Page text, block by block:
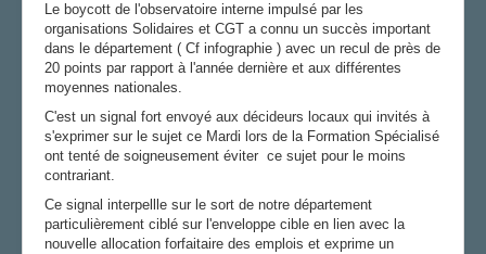
Action sociale
Archives
L'ÉCHO DES MONTAGNES
LA SECTION
AGENDA
Le boycott de l'observatoire interne impulsé par les
organisations Solidaires et CGT a connu un succès important
dans le département ( Cf infographie ) avec un recul de près de
20 points par rapport à l'année dernière et aux différentes
moyennes nationales.
C'est un signal fort envoyé aux décideurs locaux qui invités à
s'exprimer sur le sujet ce Mardi lors de la Formation Spécialisé
ont tenté de soigneusement éviter ce sujet pour le moins
contrariant.
Ce signal interpellle sur le sort de notre département
particulièrement ciblé sur l'enveloppe cible en lien avec la
nouvelle allocation forfaitaire des emplois et exprime un